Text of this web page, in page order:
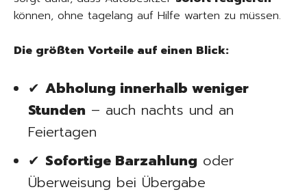
können, ohne tagelang auf Hilfe warten zu müssen.
Die größten Vorteile auf einen Blick:
✔ Abholung innerhalb weniger
Stunden – auch nachts und an
Feiertagen
✔ Sofortige Barzahlung oder
Überweisung bei Übergabe